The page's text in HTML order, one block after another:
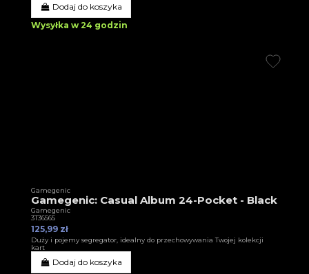
Dodaj do koszyka
Wysyłka w 24 godzin
Gamegenic
Gamegenic: Casual Album 24-Pocket - Black
Gamegenic
3T36565
125,99 zł
Duży i pojemy segregator, idealny do przechowywania Twojej kolekcji
kart
Dodaj do koszyka